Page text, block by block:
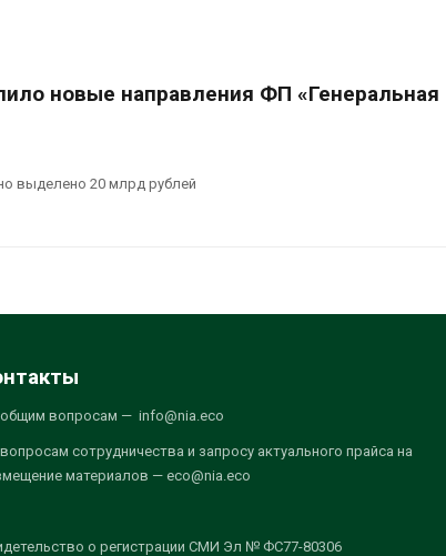
новые направления ФП «Генеральная
выделено 20 млрд рублей
вопросам — info@nia.eco
сотрудничества и запросу актуального прайса на
материалов — eco@nia.eco
о регистрации СМИ Эл № ФС77-80306